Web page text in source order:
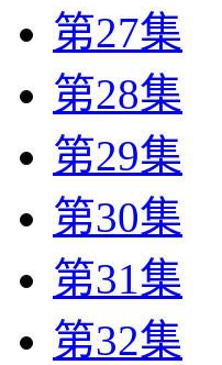
第27集
第28集
第29集
第30集
第31集
第32集